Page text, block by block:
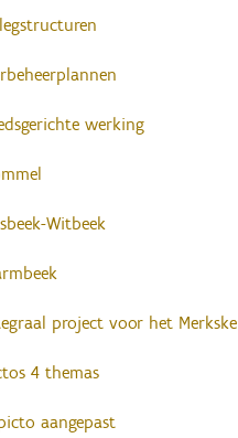
werking
Witbeek
project voor het Merkske
4 themas
aangepast